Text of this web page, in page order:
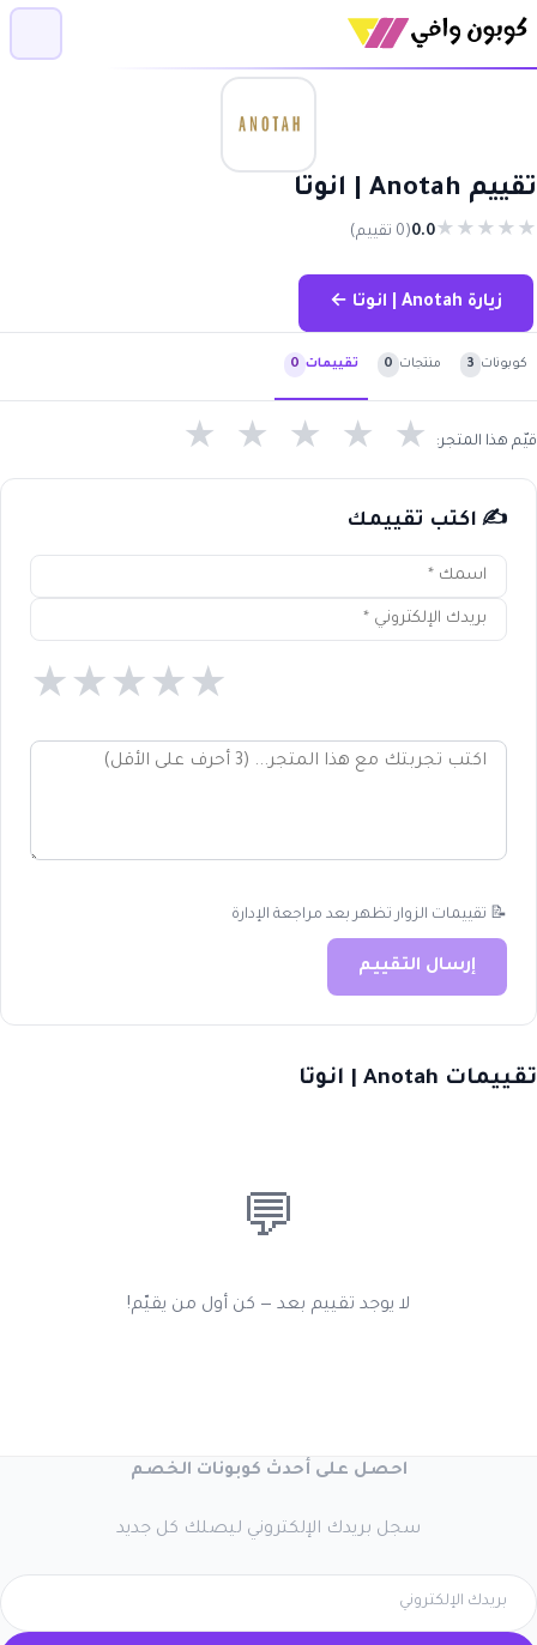
تقييم Anotah | انوتا
★
★
★
★
★
0.0(0 تقييم)
زيارة Anotah | انوتا ←
كوبونات 3 منتجات 0 تقييمات 0
قيّم هذا المتجر: ★ ★ ★ ★ ★
✍️ اكتب تقييمك
★ ★ ★ ★ ★
📝 تقييمات الزوار تظهر بعد مراجعة الإدارة
إرسال التقييم
تقييمات Anotah | انوتا
💬
لا يوجد تقييم بعد — كن أول من يقيّم!
احصل على أحدث كوبونات الخصم
سجل بريدك الإلكتروني ليصلك كل جديد